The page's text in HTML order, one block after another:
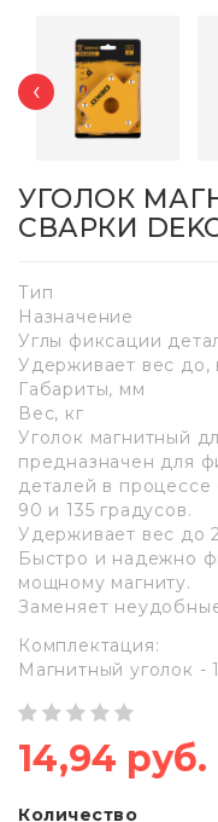
‹
УГОЛОК
СВАРКИ
Тип
Назначение
Углы фиксации
Удерживает вес до,
Габариты, мм
Вес, кг
Уголок магнитный
предназначен для
деталей в процессе
90 и 135 градусов.
Удерживает вес до
Быстро и надежно
мощному магниту.
Заменяет
Комплектация:
Магнитный уголок -
14,94 руб.
Количество